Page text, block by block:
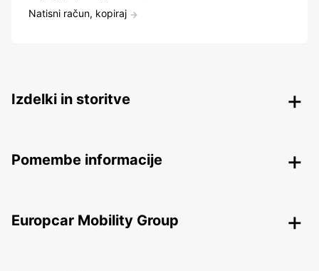
Natisni račun, kopiraj
Izdelki in storitve
Pomembe informacije
Europcar Mobility Group